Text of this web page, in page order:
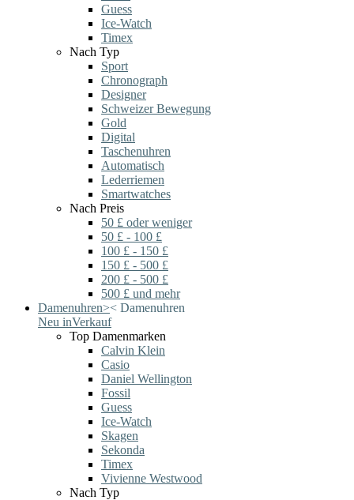
Guess
Ice-Watch
Timex
Nach Typ
Sport
Chronograph
Designer
Schweizer Bewegung
Gold
Digital
Taschenuhren
Automatisch
Lederriemen
Smartwatches
Nach Preis
50 £ oder weniger
50 £ - 100 £
100 £ - 150 £
150 £ - 500 £
200 £ - 500 £
500 £ und mehr
Damenuhren>< Damenuhren
Neu inVerkauf
Top Damenmarken
Calvin Klein
Casio
Daniel Wellington
Fossil
Guess
Ice-Watch
Skagen
Sekonda
Timex
Vivienne Westwood
Nach Typ